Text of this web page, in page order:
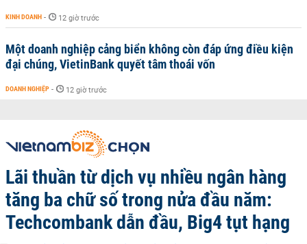
KINH DOANH - 12 giờ trước
Một doanh nghiệp cảng biển không còn đáp ứng điều kiện
đại chúng, VietinBank quyết tâm thoái vốn
DOANH NGHIỆP - 12 giờ trước
Lãi thuần từ dịch vụ nhiều ngân hàng
tăng ba chữ số trong nửa đầu năm:
Techcombank dẫn đầu, Big4 tụt hạng